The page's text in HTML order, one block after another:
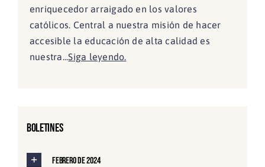
enriquecedor arraigado en los valores
católicos. Central a nuestra misión de hacer
accesible la educación de alta calidad es
nuestra...Siga leyendo.
Boletines
Febrero de 2024